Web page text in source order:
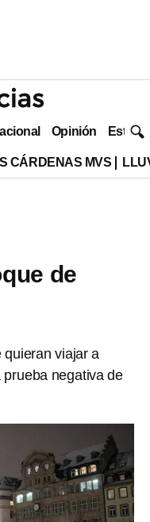
Opinión Estilo
CÁRDENAS MVS
de
quieran viajar a
negativa de